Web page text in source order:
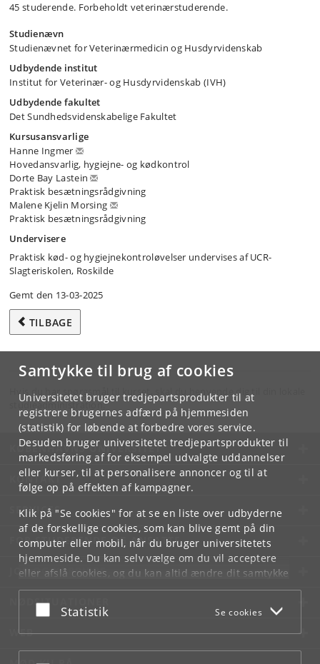
Samtykke til brug af cookies
Universitetet bruger tredjepartsprodukter til at
registrere brugernes adfærd på hjemmesiden
(statistik) for løbende at forbedre vores service.
Desuden bruger universitetet tredjepartsprodukter til
markedsføring af for eksempel udvalgte uddannelser
eller kurser, til at personalisere annoncer og til at
følge op på effekten af kampagner.
Klik på "Se cookies" for at se en liste over udbyderne
af de forskellige cookies, som kan blive gemt på din
computer eller mobil, når du bruger universitetets
hjemmeside. Du kan selv vælge om du vil acceptere
eller afslå cookies, og du kan altid ændre dit samtykke
underCookie- og privatlivspolitiksom du finder i
bunden af hver side.
Acceptér eller afslå
Statistik Se cookies
45 studerende. Forbeholdt veterinærstuderende.
Studienævn
Studienævnet for Veterinærmedicin og Husdyrvidenskab
Udbydende institut
Institut for Veterinær- og Husdyrvidenskab (IVH)
Udbydende fakultet
Det Sundhedsvidenskabelige Fakultet
Kursusansvarlige
Hanne Ingmer
Hovedansvarlig, hygiejne- og kødkontrol
Dorte Bay Lastein
Praktisk besætningsrådgivning
Malene Kjelin Morsing
Praktisk besætningsrådgivning
Undervisere
Praktisk kød- og hygiejnekontroløvelser undervises af UCR-
Slagteriskolen, Roskilde
Gemt den 13-03-2025
TILBAGE
Hvis du har spørgsmål til kurset, skal du henvende dig til din lokale
studieadministration.
KØBENHAVNS UNIVERSITET
KONTAKT
SERVICES
FOR STUDERENDE OG ANSATTE
JOB OG KARRIERE
NØDSITUATIONER
WEB